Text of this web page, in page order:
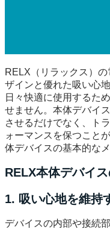
RELX（リラックス）
ザインと優れた吸い心
日々快適に使用するた
せません。本体デバイ
させるだけでなく、ト
ォーマンスを保つこと
体デバイスの基本的な
RELX本体デバイ
1. 吸い心地を維持
デバイスの内部や接続